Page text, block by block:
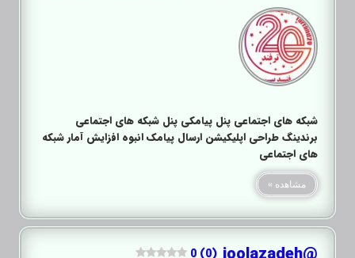
شبکه های اجتماعی پنل پیامکی پنل شبکه های اجتماعی
برندینگ طراحی اپلیکیشن ارسال پیامک انبوه افزایش آمار شبکه
های اجتماعی
مشاهده »
0 (0)